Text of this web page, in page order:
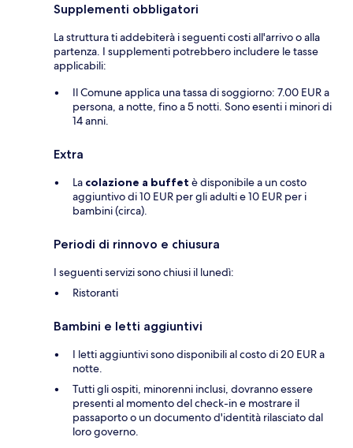
Supplementi obbligatori
La struttura ti addebiterà i seguenti costi all'arrivo o alla
partenza. I supplementi potrebbero includere le tasse
applicabili:
Il Comune applica una tassa di soggiorno: 7.00 EUR a
persona, a notte, fino a 5 notti. Sono esenti i minori di
14 anni.
Extra
La colazione a buffet è disponibile a un costo
aggiuntivo di 10 EUR per gli adulti e 10 EUR per i
bambini (circa).
Periodi di rinnovo e chiusura
I seguenti servizi sono chiusi il lunedì:
Ristoranti
Bambini e letti aggiuntivi
I letti aggiuntivi sono disponibili al costo di 20 EUR a
notte.
Tutti gli ospiti, minorenni inclusi, dovranno essere
presenti al momento del check-in e mostrare il
passaporto o un documento d'identità rilasciato dal
loro governo.